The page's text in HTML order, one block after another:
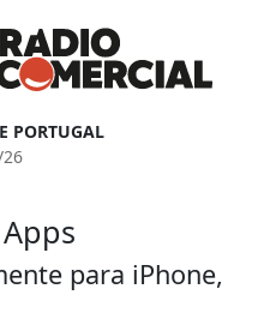
PORTUGAL
para iPhone,